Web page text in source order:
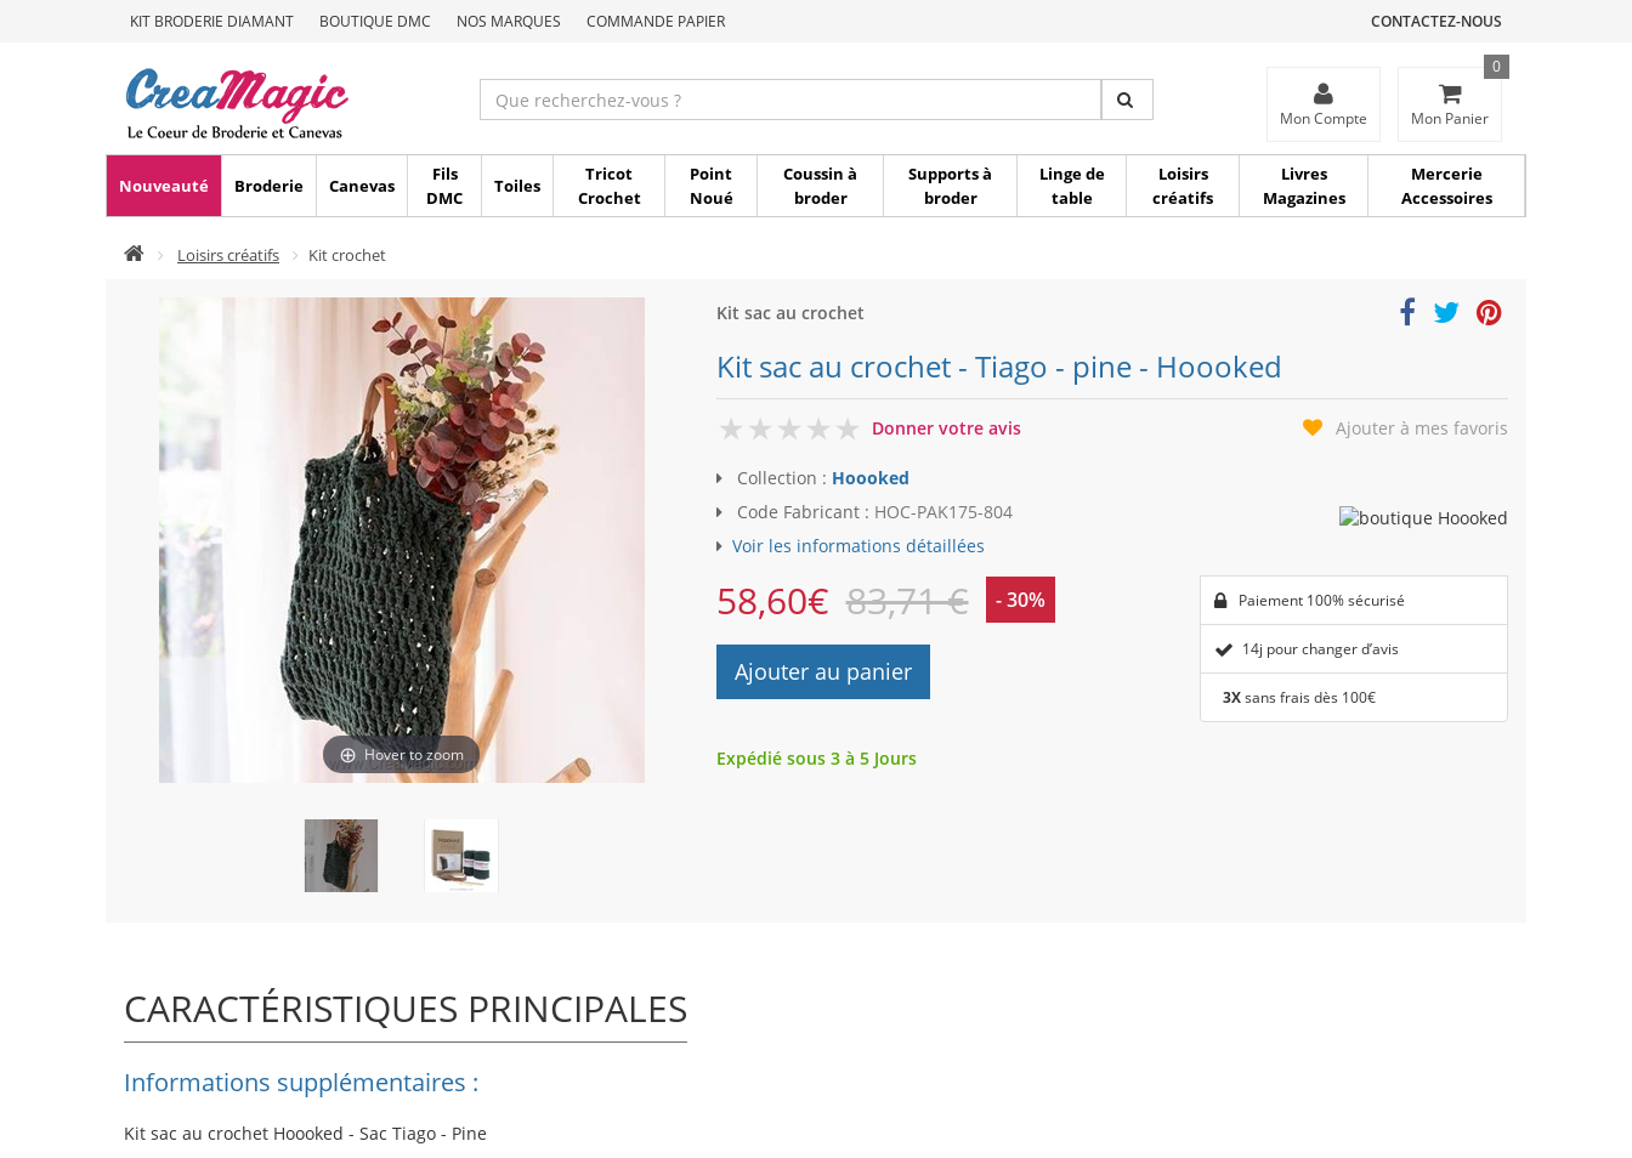
KIT BRODERIE DIAMANT BOUTIQUE DMC NOS MARQUES COMMANDE PAPIER CONTACTEZ-NOUS
Mon Compte Mon Panier
0
Nouveauté Broderie Canevas
Fils
DMC
Toiles
Tricot
Crochet
Point
Noué
Coussin à
broder
Supports à
broder
Linge de
table
Loisirs
créatifs
Livres
Magazines
Mercerie
Accessoires
Loisirs créatifs Kit crochet
Hover to zoom
Kit sac au crochet
Kit sac au crochet - Tiago - pine - Hoooked
0
Donner votre avis Ajouter à mes favoris
Collection : Hoooked
Code Fabricant : HOC-PAK175-804
Voir les informations détaillées
58,60€ 83,71 € - 30%
Ajouter au panier
Paiement 100% sécurisé
14j pour changer d’avis
3Xsans frais dès 100€
Expédié sous 3 à 5 Jours
CARACTÉRISTIQUES PRINCIPALES
Informations supplémentaires :
Kit sac au crochet Hoooked - Sac Tiago - Pine